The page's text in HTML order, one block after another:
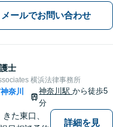
ローも行います。
メールでお問い合わせ
士
横浜法律事務所
奈川
神奈川駅から徒歩5
分
た東口、
詳細を見